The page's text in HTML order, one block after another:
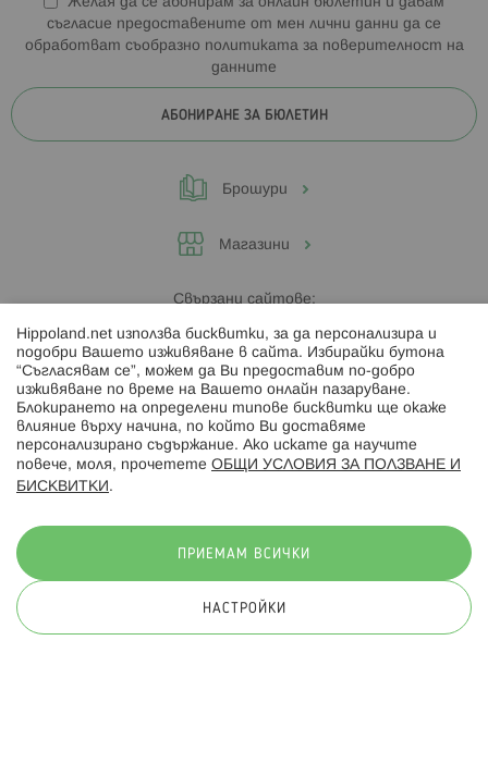
съгласие предоставените от мен лични данни да се
обработват съобразно политиката за поверителност на
данните
АБОНИРАНЕ ЗА БЮЛЕТИН
Брошури
Магазини
Свързани сайтове:
Hippoland.ro
Последвайте ни:
© 2026 Hippoland.net. Всички права запазени
Hippoland.net използва бисквитки, за да персонализира и
подобри Вашето изживяване в сайта. Избирайки бутона
“Съгласявам се”, можем да Ви предоставим по-добро
изживяване по време на Вашето онлайн пазаруване.
Блокирането на определени типове бисквитки ще окаже
влияние върху начина, по който Ви доставяме
персонализирано съдържание. Ако искате да научите
повече, моля, прочетете ОБЩИ УСЛОВИЯ ЗА ПОЛЗВАНЕ И
БИСКВИТКИ .
ПРИЕМАМ ВСИЧКИ
НАСТРОЙКИ